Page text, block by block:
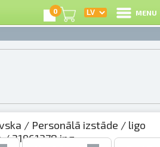
0 MENU
/ Personālā izstāde / ligo
/ 21961378.jpg